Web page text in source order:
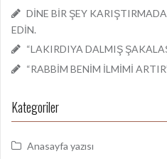
DİNE BİR ŞEY
EDİN.
“LAKIRDIYA DALMIŞ
“RABBİM BENİM İLMİMİ
Kategoriler
Anasayfa yazısı